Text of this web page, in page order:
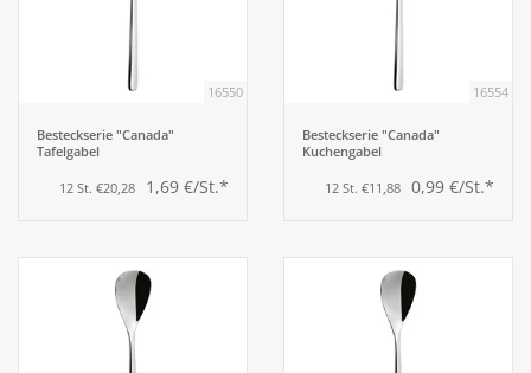
16550
Besteckserie "Canada"
Tafelgabel
12 St. €20,28 1,69 €/St.*
16554
Besteckserie "Canada"
Kuchengabel
12 St. €11,88 0,99 €/St.*